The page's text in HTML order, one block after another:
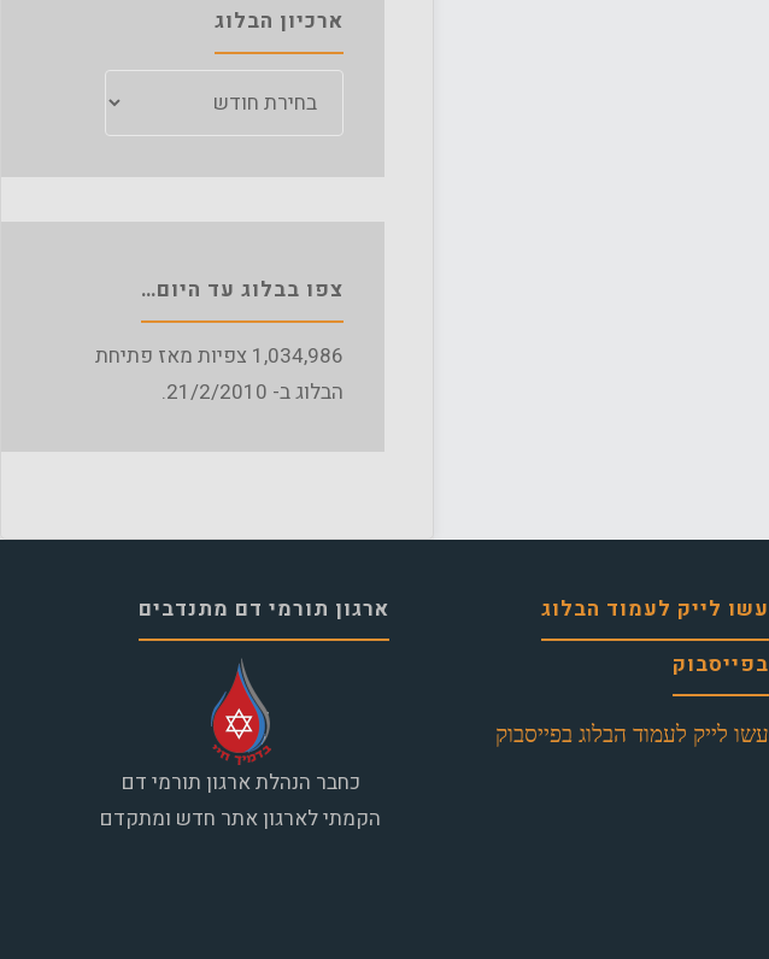
ארכיון הבלוג
צפו בבלוג עד היום…
1,034,986 צפיות מאז פתיחת
הבלוג ב- 21/2/2010.
עשו לייק לעמוד הבלוג
בפייסבוק
עשו לייק לעמוד הבלוג בפייסבוק
ארגון תורמי דם מתנדבים
כחבר הנהלת ארגון תורמי דם
הקמתי לארגון אתר חדש ומתקדם